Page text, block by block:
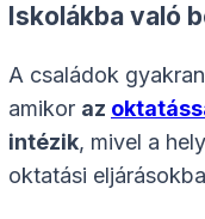
Iskolákba való
A családok
amikor az
intézik, mivel a
oktatási